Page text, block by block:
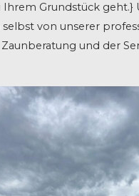
Grundstück geht.}
selbst von unserer
Zaunberatung und der